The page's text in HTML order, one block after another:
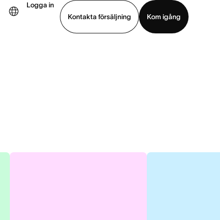
Logga in
Kontakta försäljning
Kom igång